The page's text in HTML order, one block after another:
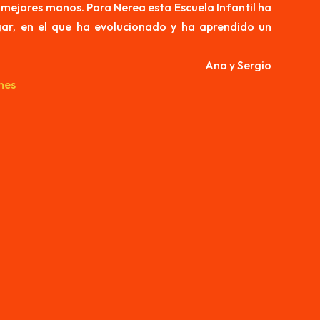
manos. Para Nerea esta Escuela Infantil ha
en el que ha evolucionado y ha aprendido un
Ana y Sergio